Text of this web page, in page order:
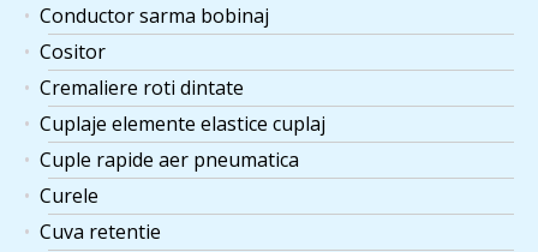
Conductor sarma bobinaj
Cositor
Cremaliere roti dintate
Cuplaje elemente elastice cuplaj
Cuple rapide aer pneumatica
Curele
Cuva retentie